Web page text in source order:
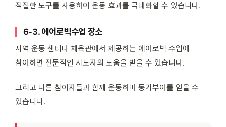
적절한 도구를 사용하여 운동 효과를 극대화할 수 있습니다.
6-3. 에어로빅수업 장소
지역 운동 센터나 체육관에서 제공하는 에어로빅 수업에
참여하면 전문적인 지도자의 도움을 받을 수 있습니다.
그리고 다른 참여자들과 함께 운동하며 동기부여를 얻을 수
있습니다.